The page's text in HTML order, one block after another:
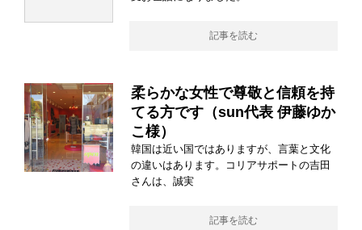
記事を読む
柔らかな女性で尊敬と信頼を持
てる方です（sun代表 伊藤ゆか
こ様）
韓国は近い国ではありますが、言葉と文化
の違いはあります。コリアサポートの吉田
さんは、誠実
記事を読む